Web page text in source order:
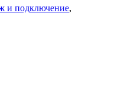
и подключение,